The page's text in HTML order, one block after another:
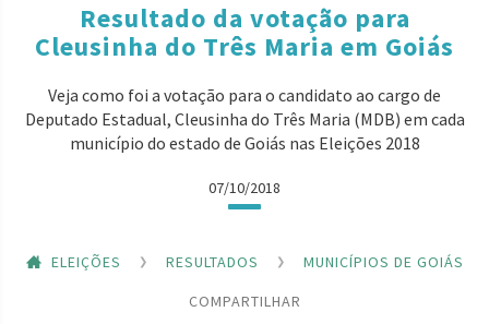
Resultado da votação para
Cleusinha do Três Maria em Goiás
Veja como foi a votação para o candidato ao cargo de
Deputado Estadual, Cleusinha do Três Maria (MDB) em cada
município do estado de Goiás nas Eleições 2018
07/10/2018
ELEIÇÕES RESULTADOS
MUNICÍPIOS DE GOIÁS
COMPARTILHAR